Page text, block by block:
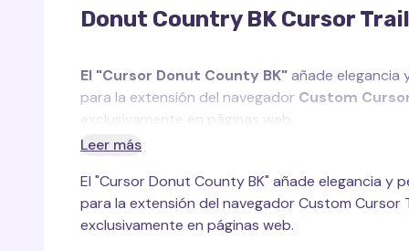
Donut Country BK Cursor Trail
El "Cursor Donut County BK"añade elegancia
para la extensión del navegador Custom
exclusivamente en páginas web.
Inspirado en el encantador personaje BK (el
refleja el espíritu juguetón y travieso del juego.
Leer más
El "Cursor Donut County BK" añade elegancia y
para la extensión del navegador Custom Cursor
exclusivamente en páginas web.